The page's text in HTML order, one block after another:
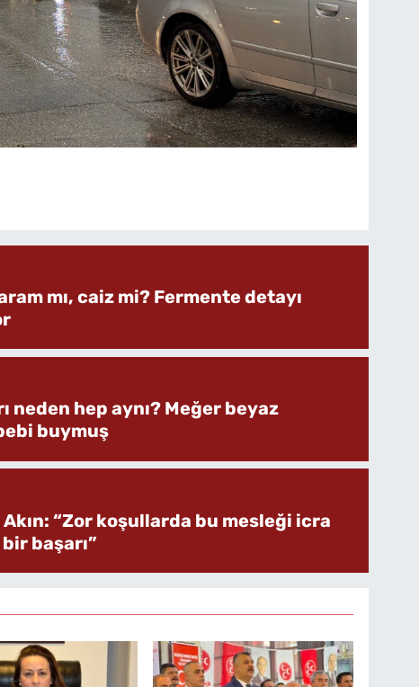
mı, caiz mi? Fermente detayı
neden hep aynı? Meğer beyaz
buymuş
“Zor koşullarda bu mesleği icra
başarı”